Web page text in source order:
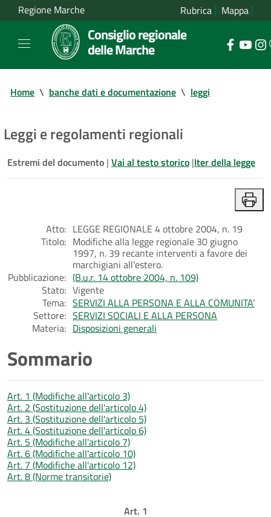
Regione Marche Rubrica Mappa
Consiglio regionale
delle Marche
Home \ banche dati e documentazione \ leggi
Leggi e regolamenti regionali
Estremi del documento | Vai al testo storico |Iter della legge
Atto: LEGGE REGIONALE 4 ottobre 2004, n. 19
Titolo: Modifiche alla legge regionale 30 giugno
1997, n. 39 recante interventi a favore dei
marchigiani all'estero.
Pubblicazione: (B.u.r. 14 ottobre 2004, n. 109)
Stato: Vigente
Tema: SERVIZI ALLA PERSONA E ALLA COMUNITA’
Settore: SERVIZI SOCIALI E ALLA PERSONA
Materia: Disposizioni generali
Sommario
Art. 1 (Modifiche all'articolo 3)
Art. 2 (Sostituzione dell'articolo 4)
Art. 3 (Sostituzione dell'articolo 5)
Art. 4 (Sostituzione dell'articolo 6)
Art. 5 (Modifiche all'articolo 7)
Art. 6 (Modifiche all'articolo 10)
Art. 7 (Modifiche all'articolo 12)
Art. 8 (Norme transitorie)
Art. 1